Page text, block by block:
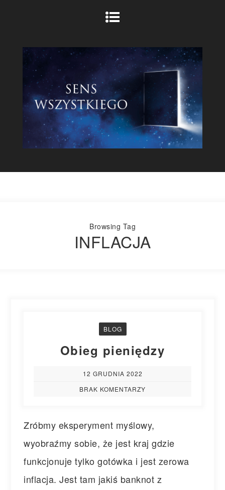
Browsing Tag
INFLACJA
BLOG
Obieg pieniędzy
12 GRUDNIA 2022
BRAK KOMENTARZY
Zróbmy eksperyment myślowy,
wyobraźmy sobie, że jest kraj gdzie
funkcjonuje tylko gotówka i jest zerowa
inflacja. Jest tam jakiś banknot z